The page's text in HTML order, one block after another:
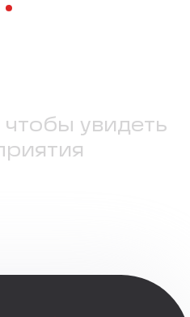
увидеть